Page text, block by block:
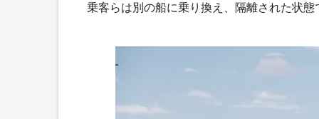
乗客らは別の船に乗り換え、隔離された状